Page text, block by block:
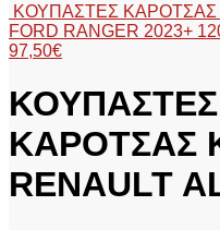
ΚΟΥΠΑΣΤΕΣ ΚΑΡΟΤΣΑΣ
FORD RANGER 2023+
97,50€
ΚΟΥΠΑΣΤΕΣ
ΚΑΡΟΤΣΑΣ
RENAULT